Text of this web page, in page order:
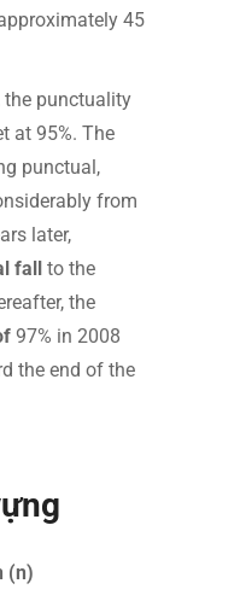
45
the punctuality
at 95%. The
punctual,
from
later,
fall to the
the
97% in 2008
the end of the
(n)